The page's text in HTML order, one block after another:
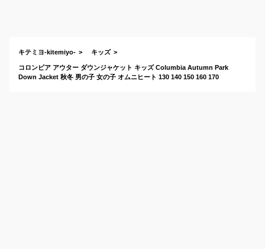
キテミヨ-kitemiyo- キッズ
コロンビア アウター ダウンジャケット キッズ Columbia Autumn Park
Down Jacket 秋冬 男の子 女の子 オムニヒート 130 140 150 160 170